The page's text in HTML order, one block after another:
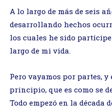
A lo largo de más de seis
desarrollando hechos
los cuales he sido
largo de mi vida.
Pero vayamos por partes, y
principio, que es como se
Todo empezó en la década